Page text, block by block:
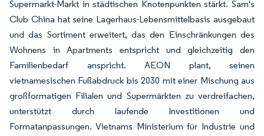
Supermarkt-Markt in städtischen Knotenpunkten stärkt. Sam's
Club China hat seine Lagerhaus-Lebensmittelbasis ausgebaut
und das Sortiment erweitert, das den Einschränkungen des
Wohnens in Apartments entspricht und gleichzeitig den
Familienbedarf anspricht. AEON plant, seinen
vietnamesischen Fußabdruck bis 2030 mit einer Mischung aus
großformatigen Filialen und Supermärkten zu verdreifachen,
unterstützt durch laufende Investitionen und
Formatanpassungen. Vietnams Ministerium für Industrie und